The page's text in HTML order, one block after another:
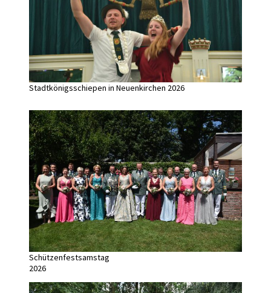
Stadtkönigsschiepen in Neuenkirchen 2026
Schützenfestsamstag
2026